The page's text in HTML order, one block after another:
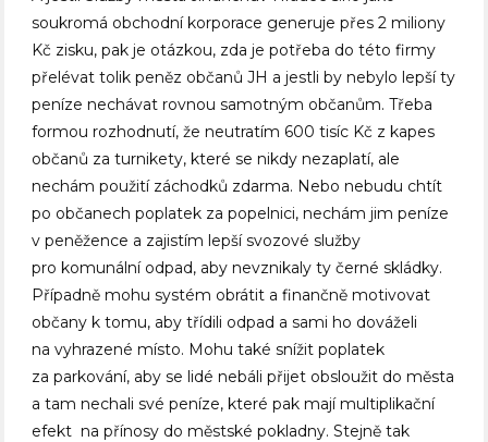
soukromá obchodní korporace generuje přes 2 miliony
Kč zisku, pak je otázkou, zda je potřeba do této firmy
přelévat tolik peněz občanů JH a jestli by nebylo lepší ty
peníze nechávat rovnou samotným občanům. Třeba
formou rozhodnutí, že neutratím 600 tisíc Kč z kapes
občanů za turnikety, které se nikdy nezaplatí, ale
nechám použití záchodků zdarma. Nebo nebudu chtít
po občanech poplatek za popelnici, nechám jim peníze
v peněžence a zajistím lepší svozové služby
pro komunální odpad, aby nevznikaly ty černé skládky.
Případně mohu systém obrátit a finančně motivovat
občany k tomu, aby třídili odpad a sami ho dováželi
na vyhrazené místo. Mohu také snížit poplatek
za parkování, aby se lidé nebáli přijet obsloužit do města
a tam nechali své peníze, které pak mají multiplikační
efekt na přínosy do městské pokladny. Stejně tak